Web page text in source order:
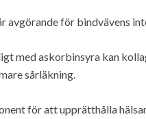
avgörande för bindvävens
med askorbinsyra kan
sårläkning.
för att upprätthålla